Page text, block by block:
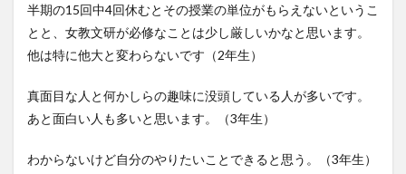
半期の15回中4回休むとその授業の単位がもらえないというこ
とと、女教文研が必修なことは少し厳しいかなと思います。
他は特に他大と変わらないです（2年生）
真面目な人と何かしらの趣味に没頭している人が多いです。
あと面白い人も多いと思います。（3年生）
わからないけど自分のやりたいことできると思う。（3年生）